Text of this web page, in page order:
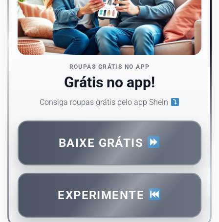
ROUPAS GRÁTIS NO APP
Grátis no app!
Consiga roupas grátis pelo app Shein
BAIXE GRÁTIS
EXPERIMENTE